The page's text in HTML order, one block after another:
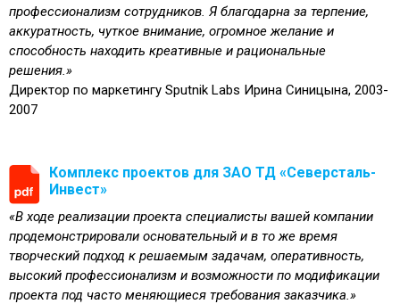
профессионализм сотрудников. Я благодарна за терпение,
аккуратность, чуткое внимание, огромное желание и
способность находить креативные и рациональные
решения.»
Директор по маркетингу Sputnik Labs Ирина Синицына, 2003-
2007
Комплекс проектов для ЗАО ТД «Северсталь-
Инвест»
«В ходе реализации проекта специалисты вашей компании
продемонстрировали основательный и в то же время
творческий подход к решаемым задачам, оперативность,
высокий профессионализм и возможности по модификации
проекта под часто меняющиеся требования заказчика.»